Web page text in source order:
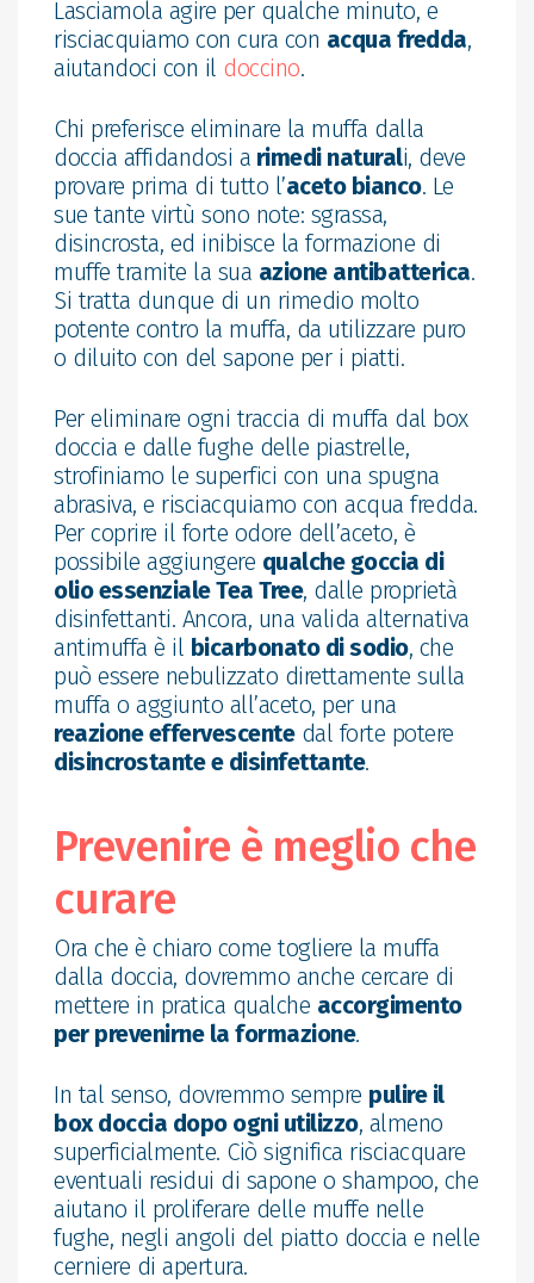
Lasciamola agire per qualche minuto, e
risciacquiamo con cura con acqua fredda,
aiutandoci con il doccino.
Chi preferisce eliminare la muffa dalla
doccia affidandosi a rimedi naturali, deve
provare prima di tutto l’aceto bianco. Le
sue tante virtù sono note: sgrassa,
disincrosta, ed inibisce la formazione di
muffe tramite la sua azione antibatterica.
Si tratta dunque di un rimedio molto
potente contro la muffa, da utilizzare puro
o diluito con del sapone per i piatti.
Per eliminare ogni traccia di muffa dal box
doccia e dalle fughe delle piastrelle,
strofiniamo le superfici con una spugna
abrasiva, e risciacquiamo con acqua fredda.
Per coprire il forte odore dell’aceto, è
possibile aggiungere qualche goccia di
olio essenziale Tea Tree, dalle proprietà
disinfettanti. Ancora, una valida alternativa
antimuffa è il bicarbonato di sodio, che
può essere nebulizzato direttamente sulla
muffa o aggiunto all’aceto, per una
reazione effervescentedal forte potere
disincrostante e disinfettante.
Prevenire è meglio che
curare
Ora che è chiaro come togliere la muffa
dalla doccia, dovremmo anche cercare di
mettere in pratica qualche accorgimento
per prevenirne la formazione.
In tal senso, dovremmo sempre pulire il
box doccia dopo ogni utilizzo, almeno
superficialmente. Ciò significa risciacquare
eventuali residui di sapone o shampoo, che
aiutano il proliferare delle muffe nelle
fughe, negli angoli del piatto doccia e nelle
cerniere di apertura.